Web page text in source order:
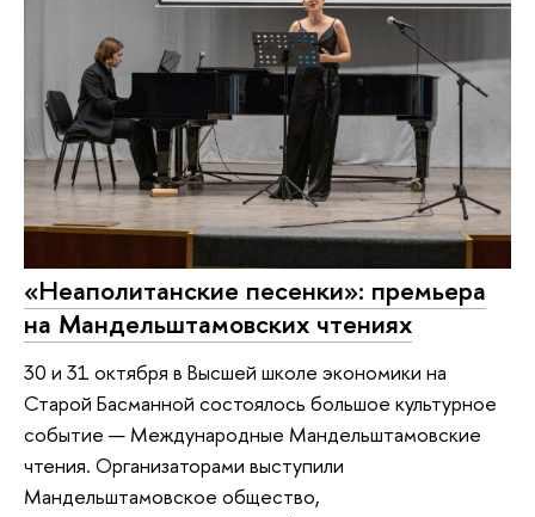
«Неаполитанские песенки»: премьера
на Мандельштамовских чтениях
30 и 31 октября в Высшей школе экономики на
Старой Басманной состоялось большое культурное
событие — Международные Мандельштамовские
чтения. Организаторами выступили
Мандельштамовское общество,